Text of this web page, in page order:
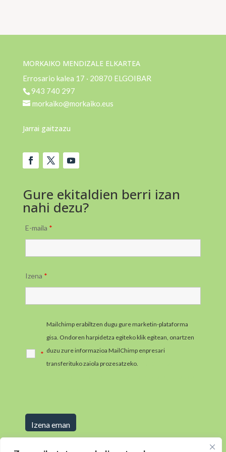
MORKAIKO MENDIZALE ELKARTEA
Errosario kalea 17 · 20870 ELGOIBAR
943 740 297
morkaiko@morkaiko.eus
Jarrai gaitzazu
Gure ekitaldien berri izan
nahi dezu?
* daramaten eremuak bete beharrezkoak dira
E-maila *
Izena *
*
Mailchimp erabiltzen dugu gure marketin-plataforma
gisa. Ondoren harpidetza egiteko klik egitean, onartzen
duzu zure informazioa MailChimp enpresari
transferituko zaiola prozesatzeko.